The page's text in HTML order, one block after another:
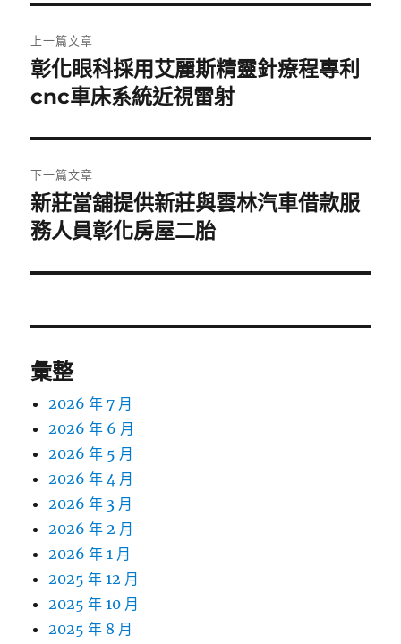
章
導
覽
上一篇文章
上
一
文
章:
彰化眼科採用艾麗斯精靈針療程專利
cnc車床系統近視雷射
下一篇文章
下
一
文
新莊當舖提供新莊與雲林汽車借款服
務人員彰化房屋二胎
彙整
2026 年 7 月
2026 年 6 月
2026 年 5 月
2026 年 4 月
2026 年 3 月
2026 年 2 月
2026 年 1 月
2025 年 12 月
2025 年 10 月
2025 年 8 月